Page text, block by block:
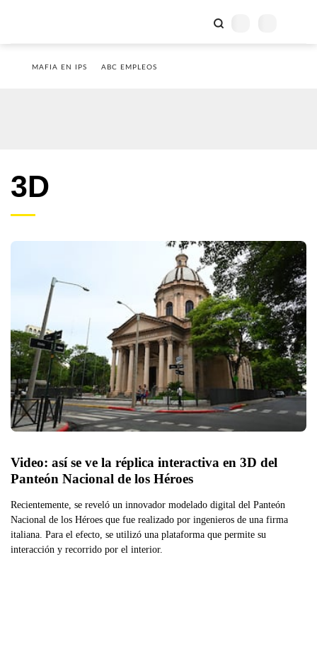
MAFIA EN IPS ABC EMPLEOS
3D
Video: así se ve la réplica interactiva en 3D del
Recientemente, se reveló un innovador modelado digital del Panteón
Nacional de los Héroes que fue realizado por ingenieros de una firma
italiana. Para el efecto, se utilizó una plataforma que permite su
interacción y recorrido por el interior.